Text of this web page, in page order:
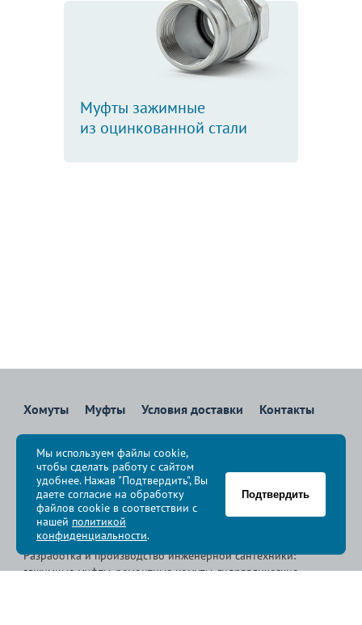
Муфты зажимные
из оцинкованной стали
Хомуты Муфты Условия доставки Контакты
8 800 700-83-36
Звоните бесплатно с 08:00 до 17:00 по Москве
политика конфиденциальности
© Группа компаний « », 2009-2026
Разработка и производство инженерной сантехники:
зажимные муфты, ремонтные хомуты, гидравлические
Мы используем файлы cookie,
чтобы сделать работу с сайтом
удобнее. Нажав "Подтвердить", Вы
даете согласие на обработку
файлов cookie в соответствии с
нашей политикой
конфиденциальности.
Подтвердить